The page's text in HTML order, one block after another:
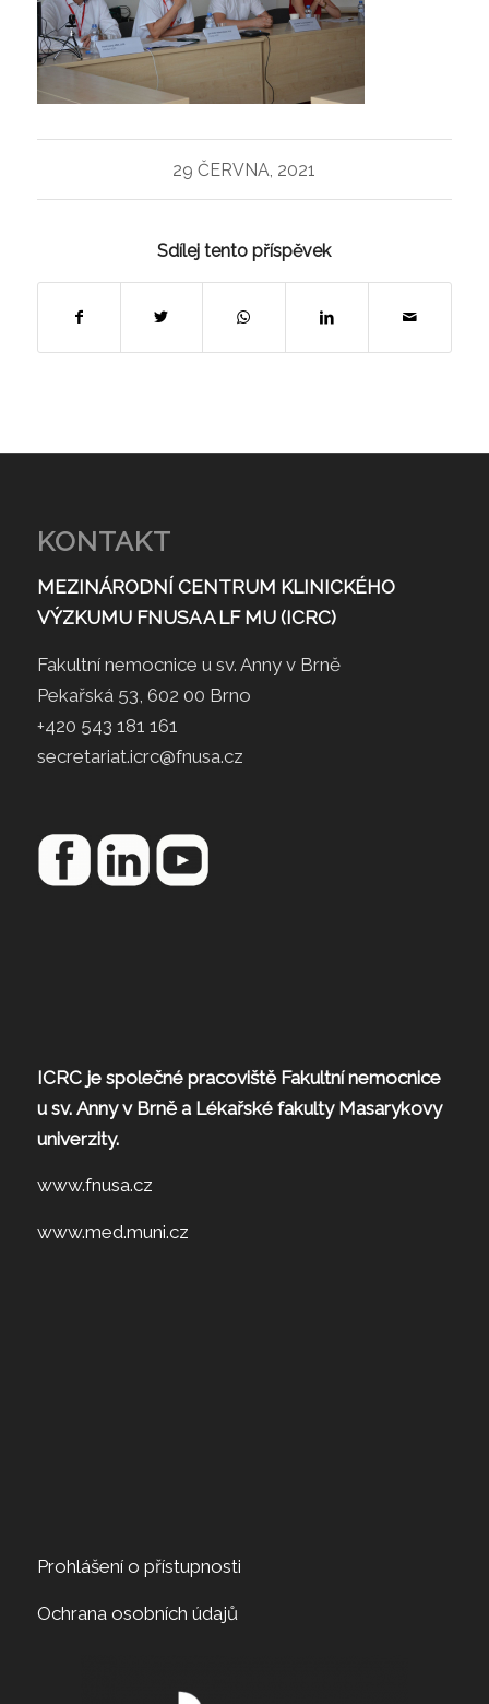
29 ČERVNA, 2021
Sdílej tento příspěvek
KONTAKT
MEZINÁRODNÍ CENTRUM KLINICKÉHO
VÝZKUMU FNUSA A LF MU (ICRC)
Fakultní nemocnice u sv. Anny v Brně
Pekařská 53, 602 00 Brno
+420 543 181 161
secretariat.icrc@fnusa.cz
ICRC je společné pracoviště Fakultní nemocnice
u sv. Anny v Brně a Lékařské fakulty Masarykovy
univerzity.
www.fnusa.cz
www.med.muni.cz
Prohlášení o přístupnosti
Ochrana osobních údajů